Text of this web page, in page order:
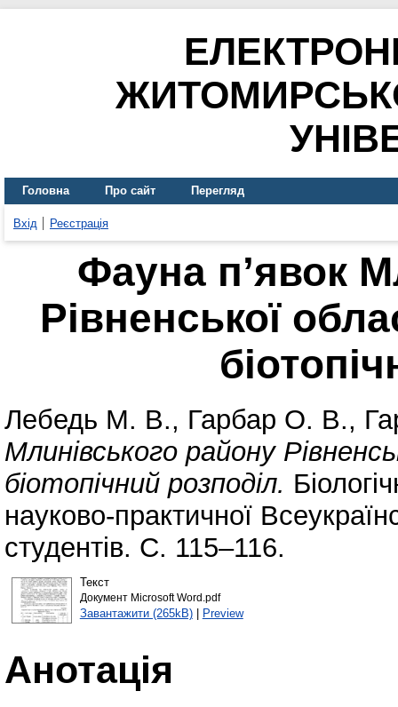
Головна Про сайт Перегляд
Вхід Реєстрація
Фауна п’явок
Рівненської
Лебедь М. В., Гарбар О. В.,
Млинівського району
біотопічний розподіл.
науково-практичної
студентів. С. 115–116.
Текст
Документ Microsoft Word.pdf
Завантажити (265kB)| Preview
Анотація